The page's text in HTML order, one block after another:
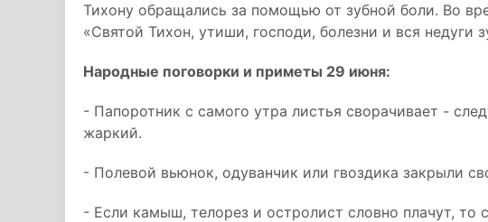
Тихону обращались за помощью от зубной боли. Во
«Святой Тихон, утиши, господи, болезни и вся недуги
Народные поговорки и приметы 29 июня:
- Папоротник с самого утра листья сворачивает -
жаркий.
- Полевой вьюнок, одуванчик или гвоздика закрыли
- Если камыш, телорез и остролист словно плачут, то